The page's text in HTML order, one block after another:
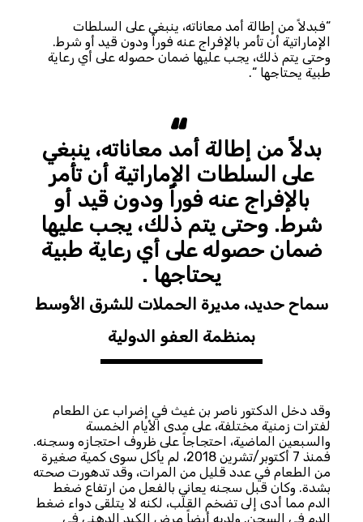
“فبدلاً من إطالة أمد معاناته، ينبغي على السلطات
الإماراتية أن تأمر بالإفراج عنه فوراً ودون قيد أو شرط.
وحتى يتم ذلك، يجب عليها ضمان حصوله على أي رعاية
طبية يحتاجها “.
بدلاً من إطالة أمد معاناته، ينبغي
على السلطات الإماراتية أن تأمر
بالإفراج عنه فوراً ودون قيد أو
شرط. وحتى يتم ذلك، يجب عليها
ضمان حصوله على أي رعاية طبية
يحتاجها .
سماح حديد، مديرة الحملات للشرق الأوسط
بمنظمة العفو الدولية
وقد دخل الدكتور ناصر بن غيث في إضراب عن الطعام
لفترات زمنية مختلفة، على مدى الأيام الخمسة
والسبعين الماضية، احتجاجاً على ظروف احتجازه وسجنه.
فمنذ 7 أكتوبر/تشرين 2018، لم يأكل سوى كمية صغيرة
من الطعام في عدد قليل من المرات، وقد تدهورت صحته
بشدة. وكان قبل سجنه يعاني بالفعل من ارتفاع ضغط
الدم مما أدى إلى تضخم القلب، لكنه لا يتلقى دواء ضغط
الدم في السجن. ولديه أيضاً مرض الكبد الدهني في